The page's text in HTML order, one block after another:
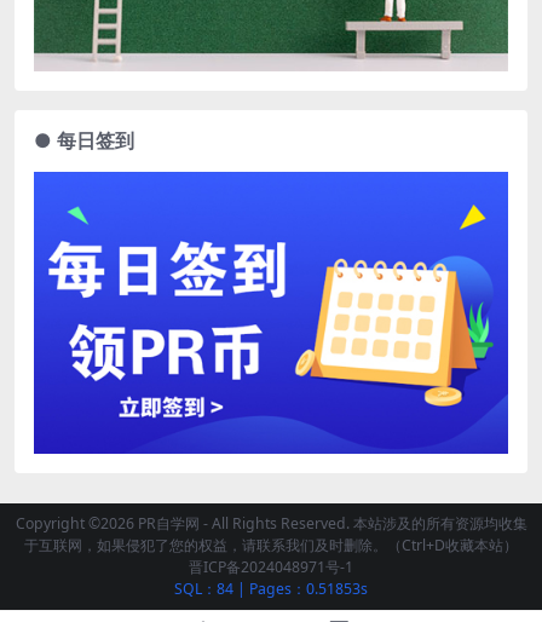
● 每日签到
Copyright ©2026 PR自学网 - All Rights Reserved. 本站涉及的所有资源均收集
于互联网，如果侵犯了您的权益，请联系我们及时删除。（Ctrl+D收藏本站）
晋ICP备2024048971号-1
SQL：84 | Pages：0.51853s